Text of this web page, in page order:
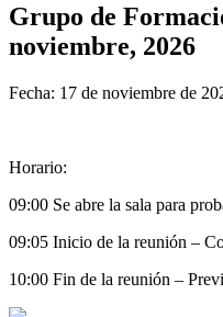
Grupo de
noviembre, 2026
Fecha: 17 de noviembre de
Horario:
09:00 Se abre la sala para
09:05 Inicio de la reunión –
10:00 Fin de la reunión –